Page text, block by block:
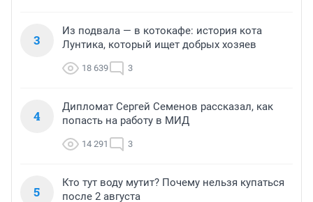
3
Из подвала — в котокафе: история кота
Лунтика, который ищет добрых хозяев
18 639 3
4
Дипломат Сергей Семенов рассказал, как
попасть на работу в МИД
14 291 3
5
Кто тут воду мутит? Почему нельзя купаться
после 2 августа